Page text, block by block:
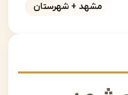
+ شهرستان